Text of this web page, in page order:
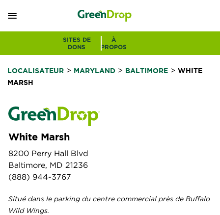
SITES DE
DONS
À
PROPOS
LOCALISATEUR > MARYLAND > BALTIMORE > WHITE
MARSH
White Marsh
8200 Perry Hall Blvd
Baltimore, MD 21236
(888) 944-3767
Situé dans le parking du centre commercial près de Buffalo
Wild Wings.